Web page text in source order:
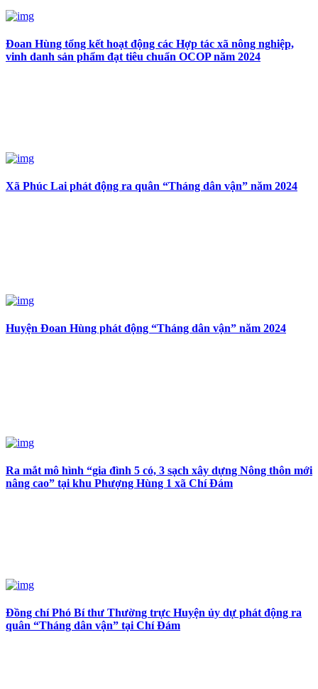
Đoan Hùng tổng kết hoạt động các Hợp tác xã nông nghiệp,
vinh danh sản phẩm đạt tiêu chuẩn OCOP năm 2024
Xã Phúc Lai phát động ra quân “Tháng dân vận” năm 2024
Huyện Đoan Hùng phát động “Tháng dân vận” năm 2024
Ra mắt mô hình “gia đình 5 có, 3 sạch xây dựng Nông thôn mới
nâng cao” tại khu Phượng Hùng 1 xã Chí Đám
Đồng chí Phó Bí thư Thường trực Huyện ủy dự phát động ra
quân “Tháng dân vận” tại Chí Đám